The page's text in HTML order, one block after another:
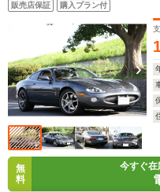
販売店保証 購入プラン付
無
料
今すぐ在